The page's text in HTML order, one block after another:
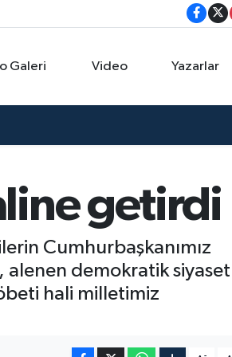
Galeri Video Yazarlar
getirdi
Cumhurbaşkanımız
alenen demokratik siyaset
hali milletimiz